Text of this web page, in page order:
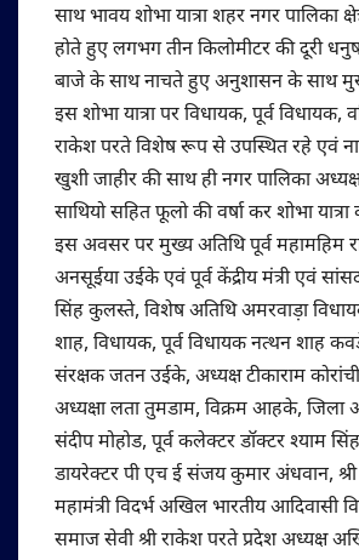
साथ भावय शोभा यात्रा शहर नगर पालिका
होते हुए लगभग तीन किलोमीटर की दूरी
बाजे के साथ नाचते हुए अनुशासन के साथ
इस शोभा यात्रा पर विधायक, पूर्व विधायक,
राकेश परते विशेष रूप से उपस्थित रहे एवं
खुशी जाहीर की साथ ही नगर पालिका
साथियो सहित फूलो की वर्षा कर शोभा यात्रा
इस अवसर पर मुख्य अतिथि पूर्व महामहिम
अनसूईया उईके एवं पूर्व केंद्रीय मंत्री एवं
सिंह कुलस्ते, विशेष अतिथि अमरवाड़ा
शाह, विधायक, पूर्व विधायक नत्थन शाह
संरक्षक जतन उईके, अध्यक्ष टीकाराम
अध्यक्षा लता तुमडाम, विक्रम आहके, जिला
संदीप मोहोड, पूर्व कलेक्टर डॉक्टर श्याम
डायरेक्टर पी एच ई संजय कुमार अंधवान,
महामंत्री विदर्भ अखिल भारतीय आदिवासी
समाज सेवी श्री राकेश परते प्रदेश अध्यक्ष